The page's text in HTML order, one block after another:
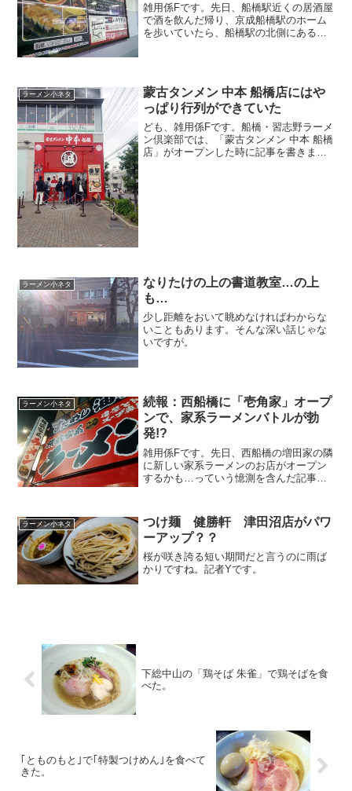
雑用係Fです。先日、船橋駅近くの居酒屋
で酒を飲んだ帰り、京成船橋駅のホーム
を歩いていたら、船橋駅の北側にある
ば風っていう「ネオ中華そば...
ラーメン小ネタ
蒙古タンメン 中本 船橋店にはや
っぱり行列ができていた
ども、雑用係Fです。船橋・習志野ラーメ
ン倶楽部では、「蒙古タンメン 中本 船橋
店」がオープンした時に記事を書きまし
ラーメン小ネタ
なりたけの上の書道教室…の上
も…
少し距離をおいて眺めなければわからな
いこともあります。そんな深い話じゃな
いですが。
ラーメン小ネタ
続報：西船橋に「壱角家」オープ
ンで、家系ラーメンバトルが勃
発!?
雑用係Fです。先日、西船橋の増田家の隣
に新しい家系ラーメンのお店がオープン
するかも…っていう憶測を含んだ記事を
オープンか…？って感じで、まだ確証に
は至っていませんでした...
ラーメン小ネタ
つけ麺 健勝軒 津田沼店がパワ
ーアップ？？
桜が咲き誇る短い期間だと言うのに雨ば
かりですね。記者Yです。
下総中山の「鶏そば 朱雀」で鶏そばを食
べた。
｢とものもと｣で｢特製つけめん｣を食べて
きた。